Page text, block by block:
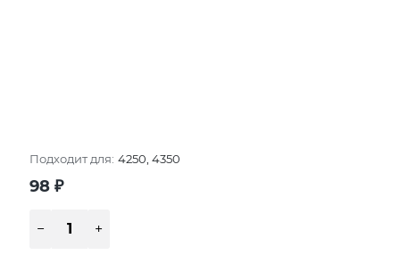
Подходит для: 4250, 4350
98 ₽